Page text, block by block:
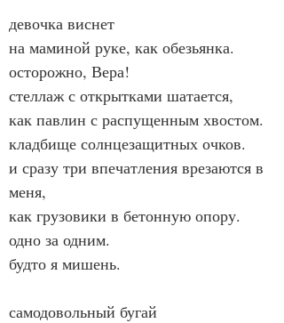
девочка виснет
на маминой руке, как обезьянка.
осторожно, Вера!
стеллаж с открытками шатается,
как павлин с распущенным хвостом.
кладбище солнцезащитных очков.
и сразу три впечатления врезаются в
меня,
как грузовики в бетонную опору.
одно за одним.
будто я мишень.
самодовольный бугай